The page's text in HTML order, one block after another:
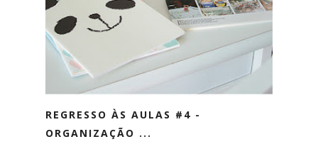
REGRESSO ÀS AULAS #4 -
ORGANIZAÇÃO ...